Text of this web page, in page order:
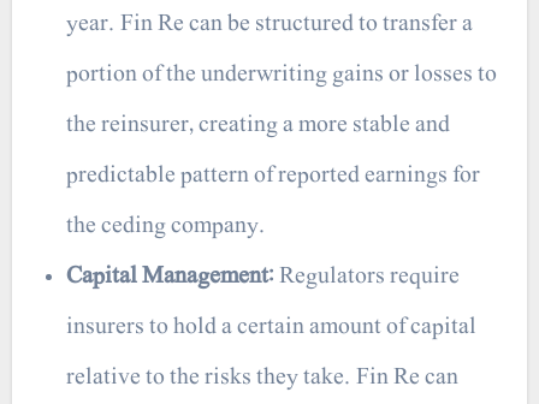
year. Fin Re can be structured to transfer a
portion of the underwriting gains or losses to
the reinsurer, creating a more stable and
predictable pattern of reported earnings for
the ceding company.
Capital Management: Regulators require
insurers to hold a certain amount of capital
relative to the risks they take. Fin Re can